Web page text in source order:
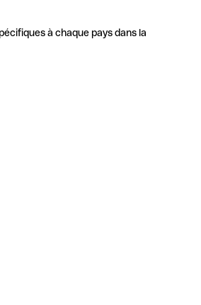
à chaque pays dans la